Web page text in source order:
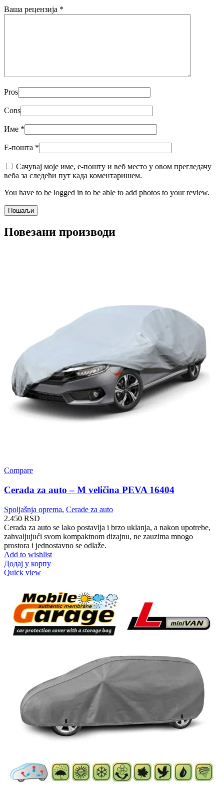
Ваша рецензија *
Pros
Cons
Име *
Е-пошта *
Сачувај моје име, е-пошту и веб место у овом прегледачу
веба за следећи пут када коментаришем.
You have to be logged in to be able to add photos to your review.
Повезани производи
Compare
Cerada za auto – M veličina PEVA 16404
Spoljašnja oprema, Cerade za auto
2.450 RSD
Cerada za auto se lako postavlja i brzo uklanja, a nakon upotrebe,
zahvaljujući svom kompaktnom dizajnu, ne zauzima mnogo
prostora i jednostavno se odlaže.
Add to wishlist
Додај у корпу
Quick view